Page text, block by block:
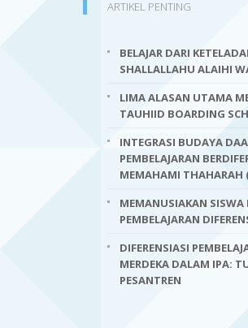
ARTIKEL PENTING
BELAJAR DARI
SHALLALLAHU ALAIHI
LIMA ALASAN UTAMA
TAUHIID BOARDING
INTEGRASI BUDAYA
PEMBELAJARAN
MEMAHAMI THAHARAH
MEMANUSIAKAN SISWA
PEMBELAJARAN
DIFERENSIASI
MERDEKA DALAM IPA:
PESANTREN